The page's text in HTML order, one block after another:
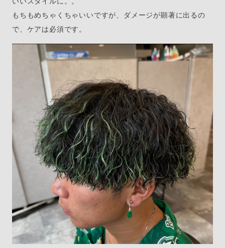
もちもめちゃくちゃいいですが、ダメージが顕著に出るの
で、ケアは必須です。